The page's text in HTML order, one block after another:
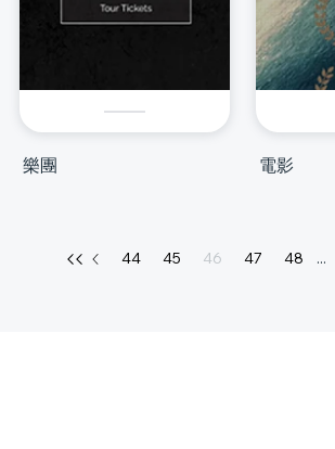
樂團 電影
44 45 46 47 48 ...